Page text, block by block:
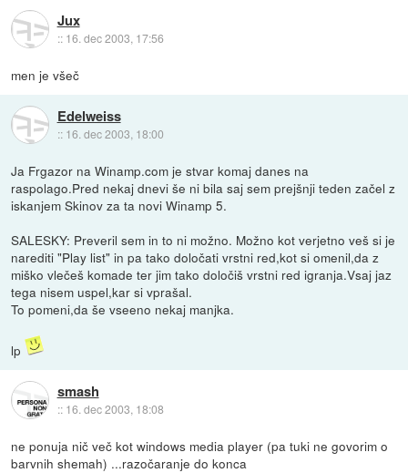
Jux
:: 16. dec 2003, 17:56
men je všeč
Edelweiss
:: 16. dec 2003, 18:00
Ja Frgazor na Winamp.com je stvar komaj danes na
raspolago.Pred nekaj dnevi še ni bila saj sem prejšnji teden začel z
iskanjem Skinov za ta novi Winamp 5.
SALESKY: Preveril sem in to ni možno. Možno kot verjetno veš si je
narediti "Play list" in pa tako določati vrstni red,kot si omenil,da z
miško vlečeš komade ter jim tako določiš vrstni red igranja.Vsaj jaz
tega nisem uspel,kar si vprašal.
To pomeni,da še vseeno nekaj manjka.
lp
smash
:: 16. dec 2003, 18:08
ne ponuja nič več kot windows media player (pa tuki ne govorim o
barvnih shemah) ...razočaranje do konca